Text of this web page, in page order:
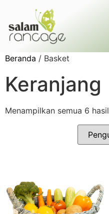
Beranda / Basket
Keranjang
Menampilkan semua 6 hasil